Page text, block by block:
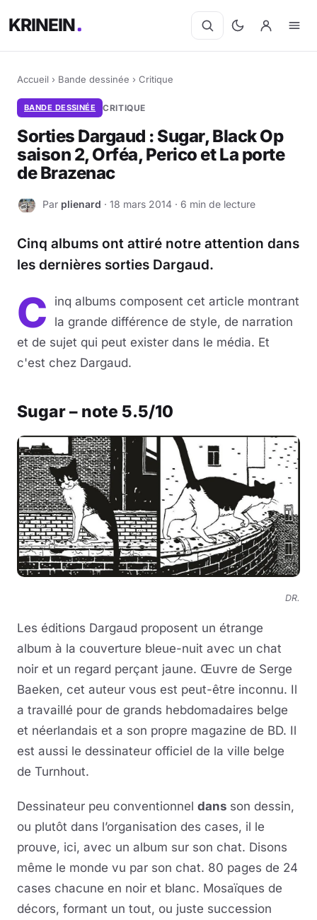
KRINEIN
Accueil › Bande dessinée › Critique
BANDE DESSINÉE CRITIQUE
Sorties Dargaud : Sugar, Black Op
saison 2, Orféa, Perico et La porte
de Brazenac
P Par plienard · 18 mars 2014 · 6 min de lecture
Cinq albums ont attiré notre attention dans
les dernières sorties Dargaud.
C
inq albums composent cet article montrant
la grande différence de style, de narration
et de sujet qui peut exister dans le média. Et
c'est chez Dargaud.
Sugar – note 5.5/10
DR.
Les éditions Dargaud proposent un étrange
album à la couverture bleue-nuit avec un chat
noir et un regard perçant jaune. Œuvre de Serge
Baeken, cet auteur vous est peut-être inconnu. Il
a travaillé pour de grands hebdomadaires belge
et néerlandais et a son propre magazine de BD. Il
est aussi le dessinateur officiel de la ville belge
de Turnhout.
Dessinateur peu conventionnel dans son dessin,
ou plutôt dans l’organisation des cases, il le
prouve, ici, avec un album sur son chat. Disons
même le monde vu par son chat. 80 pages de 24
cases chacune en noir et blanc. Mosaïques de
décors, formant un tout, ou juste succession